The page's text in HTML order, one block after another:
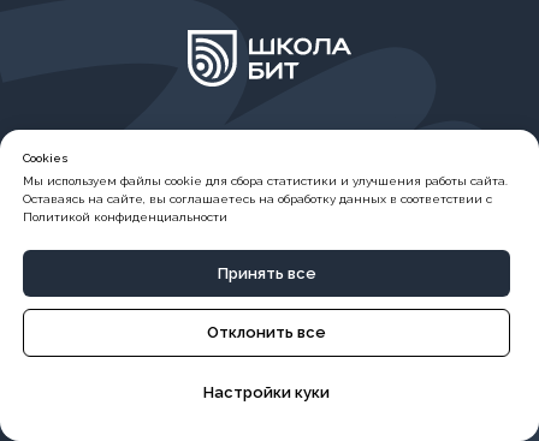
Cookies
Мы используем файлы cookie для сбора статистики и улучшения работы сайта.
Оставаясь на сайте, вы соглашаетесь на обработку данных в соответствии с
Политикой конфиденциальности
Принять все
Отклонить все
Настройки куки
Краснодар